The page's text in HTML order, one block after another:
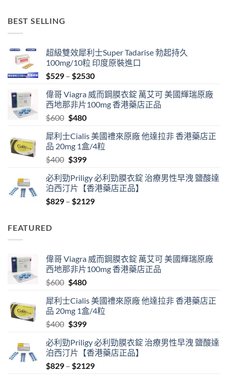
BEST SELLING
超級雙效犀利士Super Tadarise 勃起持久
100mg/10粒 印度原裝進口
$529 – $2530Price
$529
through
偉哥 Viagra 威而鋼膜衣錠 萬艾可 美國輝瑞原廠
西地那非片100mg 香港藥店正品
$600 Original
was:
$600.
$480Current
is:
$480.
犀利士Cialis 美國禮來原廠 他達拉非 香港藥店正
品 20mg 1盒/4粒
$400 Original
was:
$400.
$399Current
is:
$399.
必利勁Priligy 必利勁膜衣錠 治療男性早洩 鹽酸達
泊西汀片【香港藥店正品】
$829 – $2129Price
FEATURED
偉哥 Viagra 威而鋼膜衣錠 萬艾可 美國輝瑞原廠
西地那非片100mg 香港藥店正品
$600 Original
was:
$600.
$480Current
is:
$480.
犀利士Cialis 美國禮來原廠 他達拉非 香港藥店正
品 20mg 1盒/4粒
$400 Original
was:
$400.
$399Current
is:
$399.
必利勁Priligy 必利勁膜衣錠 治療男性早洩 鹽酸達
泊西汀片【香港藥店正品】
$829 – $2129Price